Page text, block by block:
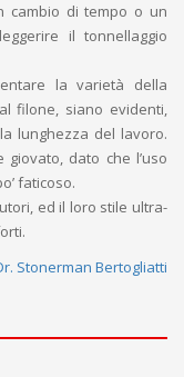
cambio di tempo o un
il tonnellaggio
la varietà della
filone, siano evidenti,
lunghezza del lavoro.
dato che l’uso
faticoso.
ed il loro stile ultra-
Stonerman Bertogliatti